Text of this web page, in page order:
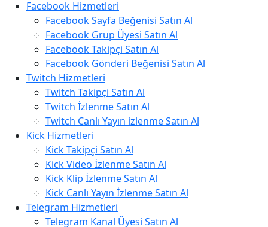
Facebook Hizmetleri
Facebook Sayfa Beğenisi Satın Al
Facebook Grup Üyesi Satın Al
Facebook Takipçi Satın Al
Facebook Gönderi Beğenisi Satın Al
Twitch Hizmetleri
Twitch Takipçi Satın Al
Twitch İzlenme Satın Al
Twitch Canlı Yayın izlenme Satın Al
Kick Hizmetleri
Kick Takipçi Satın Al
Kick Video İzlenme Satın Al
Kick Klip İzlenme Satın Al
Kick Canlı Yayın İzlenme Satın Al
Telegram Hizmetleri
Telegram Kanal Üyesi Satın Al